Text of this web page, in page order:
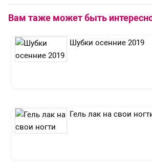
Вам таже может быть
Шубки осенние 2019
Гель лак на свои